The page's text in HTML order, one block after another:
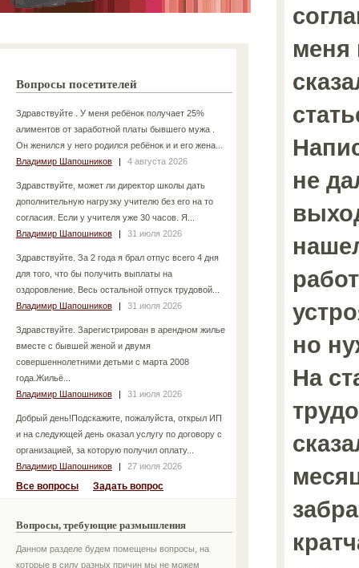
Вопросы посетителей
Здравствуйте . У меня ребёнок получает 25%
алиментов от заработной платы бывшего мужа .
Он женился у него родился ребёнок и и его жена...
Владимир Шапошников
| 4 августа 2026
Здравствуйте, может ли директор школы дать
дополнительную нагрузку учителю без его на то
согласия. Если у учителя уже 30 часов. Я...
Владимир Шапошников
| 31 июля 2026
Здравствуйте. За 2 года я брал отпус всего 4 дня
для того, что бы получить выплаты на
оздоровление. Весь остальной отпуск трудовой...
Владимир Шапошников
| 31 июля 2026
Здравствуйте. Зарегистрирован в арендном жилье
вместе с бывшей женой и двумя
совершеннолетними детьми с марта 2008
года.Жильё...
Владимир Шапошников
| 31 июля 2026
Добрый день!Подскажите, пожалуйста, открыл ИП
и на следующей день оказал услугу по договору с
организацией, за которую получил оплату...
Владимир Шапошников
| 27 июля 2026
Все вопросы Задать вопрос
Вопросы, требующие размышления
Данном разделе будем помещены вопросы, на
которые в силу разных причин мы не можем
меня
не
но
На